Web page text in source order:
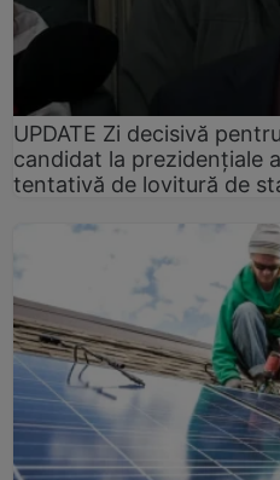
UPDATE Zi decisivă
candidat la prezidențiale
tentativă de lovitură de